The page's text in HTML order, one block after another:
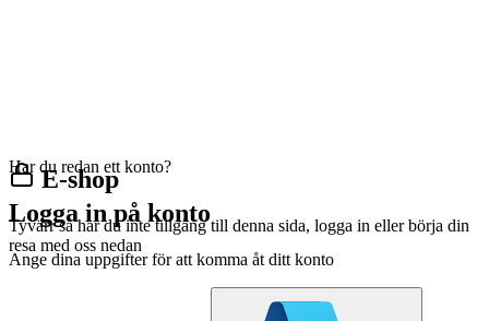
E-shop
Tyvärr så har du inte tillgång till denna sida, logga in eller börja din
resa med oss nedan
Har du redan ett konto?
Logga in på konto
Ange dina uppgifter för att komma åt ditt konto